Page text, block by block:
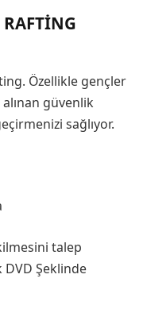
Özellikle gençler
güvenlik
sağlıyor.
talep
DVD Şeklinde